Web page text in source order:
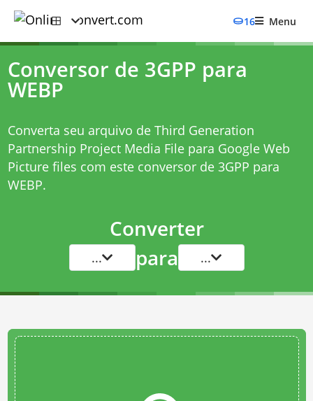
16 Menu
Conversor de 3GPP para
WEBP
Converta seu arquivo de Third Generation
Partnership Project Media File para Google Web
Picture files com este conversor de 3GPP para
WEBP.
Converter
... para ...